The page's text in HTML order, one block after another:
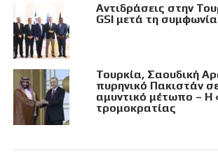
Αντιδράσεις στην
GSI μετά τη
Τουρκία, Σαουδική
πυρηνικό Πακιστάν
αμυντικό μέτωπο – Η
τρομοκρατίας